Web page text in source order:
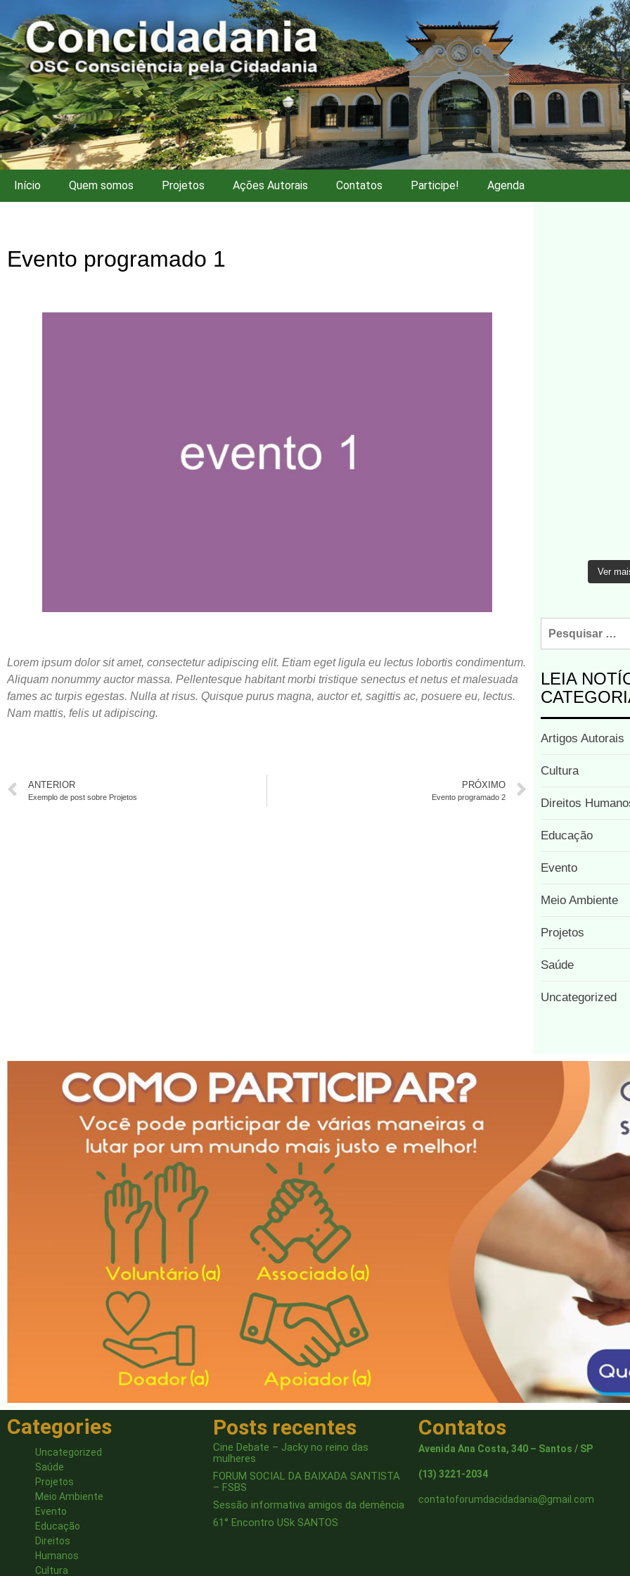
Início Quem somos Projetos Ações Autorais Contatos Participe! Agenda
Evento programado 1
Lorem ipsum dolor sit amet, consectetur adipiscing elit. Etiam eget ligula eu lectus lobortis condimentum.
Aliquam nonummy auctor massa. Pellentesque habitant morbi tristique senectus et netus et malesuada
fames ac turpis egestas. Nulla at risus. Quisque purus magna, auctor et, sagittis ac, posuere eu, lectus.
Nam mattis, felis ut adipiscing.
ANTERIOR
Exemplo de post sobre Projetos
PRÓXIMO
Evento programado 2
Ver
LEIA
Artigos Autorais
Cultura
Direitos
Educação
Evento
Meio Ambiente
Projetos
Saúde
Uncategorized
Categories
Uncategorized
Saúde
Projetos
Meio Ambiente
Evento
Educação
Direitos
Humanos
Cultura
Posts recentes
Cine Debate – Jacky no reino das
mulheres
FORUM SOCIAL DA BAIXADA SANTISTA
– FSBS
Sessão informativa amigos da demência
61° Encontro USk SANTOS
Contatos
Avenida Ana Costa, 340 – Santos / SP
(13) 3221-2034
contatoforumdacidadania@gmail.com